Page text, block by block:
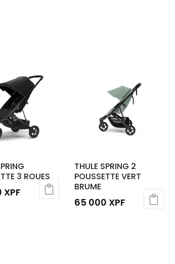
3 ROUES
XPF
THULE SPRING 2
POUSSETTE VERT
BRUME
65 000 XPF